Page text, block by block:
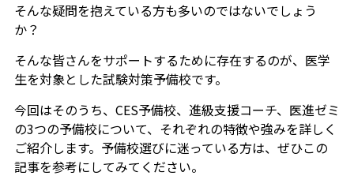
そんな疑問を抱えている方も多いのではないでしょう
か？
そんな皆さんをサポートするために存在するのが、医学
生を対象とした試験対策予備校です。
今回はそのうち、CES予備校、進級支援コーチ、医進ゼミ
の3つの予備校について、それぞれの特徴や強みを詳しく
ご紹介します。予備校選びに迷っている方は、ぜひこの
記事を参考にしてみてください。